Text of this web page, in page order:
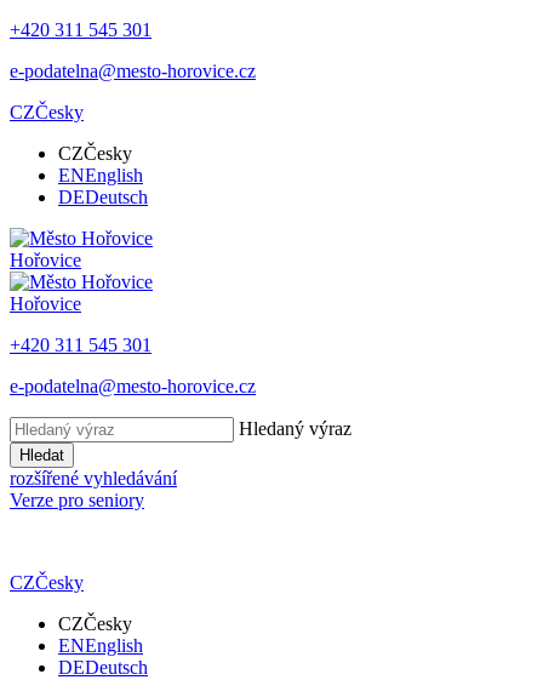
+420 311 545 301
e-podatelna@mesto-horovice.cz
CZČesky
CZČesky
ENEnglish
DEDeutsch
Hořovice
Hořovice
+420 311 545 301
e-podatelna@mesto-horovice.cz
Hledaný výraz
Hledat
rozšířené vyhledávání
Verze pro seniory
CZČesky
CZČesky
ENEnglish
DEDeutsch